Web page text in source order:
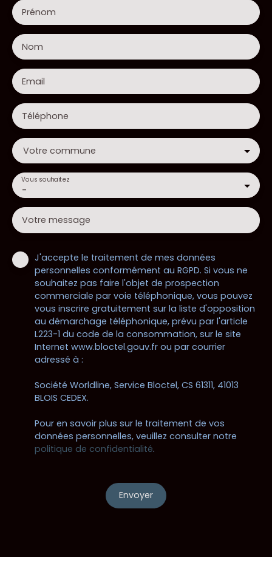
Prénom
Nom
Email
Téléphone
Votre commune
-
Vous souhaitez
Votre message
J'accepte le traitement de mes données
personnelles conformément au RGPD. Si vous ne
souhaitez pas faire l'objet de prospection
commerciale par voie téléphonique, vous pouvez
vous inscrire gratuitement sur la liste d'opposition
au démarchage téléphonique, prévu par l'article
L223-1 du code de la consommation, sur le site
Internet www.bloctel.gouv.fr ou par courrier
adressé à :
Société Worldline, Service Bloctel, CS 61311, 41013
BLOIS CEDEX.
Pour en savoir plus sur le traitement de vos
données personnelles, veuillez consulter notre
politique de confidentialité.
Envoyer